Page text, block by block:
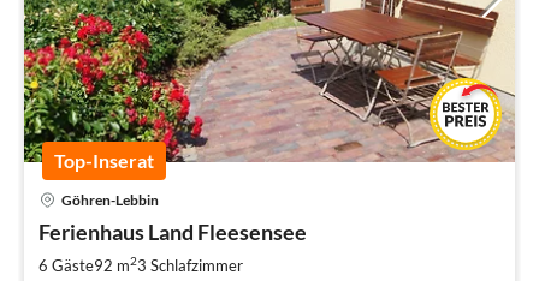
Top-Inserat
Göhren-Lebbin
Ferienhaus Land Fleesensee
6 Gäste92 m23 Schlafzimmer